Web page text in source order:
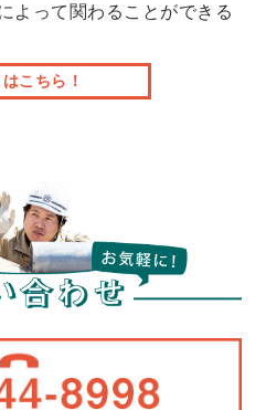
よって関わることができる
こちら！